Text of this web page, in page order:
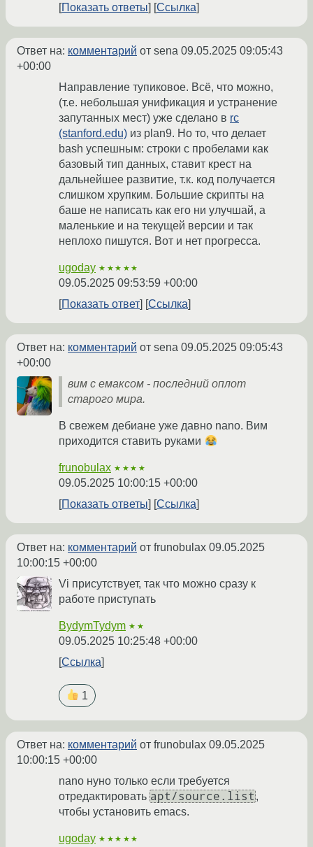
Показать ответы
Ссылка
Ответ на: комментарий от sena 09.05.2025 09:05:43
+00:00
Направление тупиковое. Всё, что можно,
(т.е. небольшая унификация и устранение
запутанных мест) уже сделано в rc
(stanford.edu) из plan9. Но то, что делает
bash успешным: строки с пробелами как
базовый тип данных, ставит крест на
дальнейшее развитие, т.к. код получается
слишком хрупким. Большие скрипты на
баше не написать как его ни улучшай, а
маленькие и на текущей версии и так
неплохо пишутся. Вот и нет прогресса.
ugoday ★★★★★
09.05.2025 09:53:59 +00:00
Показать ответ
Ссылка
Ответ на: комментарий от sena 09.05.2025 09:05:43
+00:00
вим с емаксом - последний оплот
старого мира.
В свежем дебиане уже давно nano. Вим
приходится ставить руками
frunobulax ★★★★
09.05.2025 10:00:15 +00:00
Показать ответы
Ссылка
Ответ на: комментарий от frunobulax 09.05.2025
10:00:15 +00:00
Vi присутствует, так что можно сразу к
работе приступать
BydymTydym ★★
09.05.2025 10:25:48 +00:00
Ссылка
1
Ответ на: комментарий от frunobulax 09.05.2025
10:00:15 +00:00
nano нуно только если требуется
отредактировать apt/source.list ,
чтобы установить emacs.
ugoday ★★★★★